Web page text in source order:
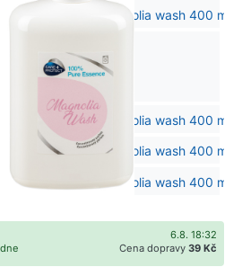
6.8. 18:32
Cena dopravy 39 Kč